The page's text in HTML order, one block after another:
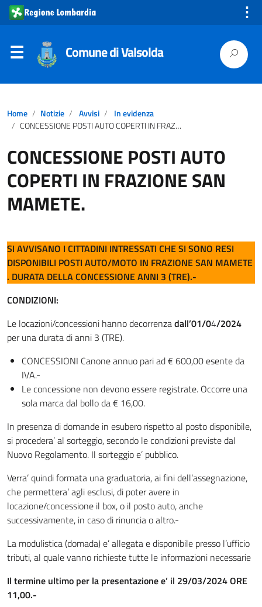
⋮
Comune di Valsolda
Home Notizie Avvisi
In evidenza
CONCESSIONE POSTI AUTO COPERTI IN FRAZIONE SAN MAMETE.
CONCESSIONE POSTI AUTO
COPERTI IN FRAZIONE SAN
MAMETE.
SI AVVISANO I CITTADINI INTRESSATI CHE SI SONO RESI
DISPONIBILI POSTI AUTO/MOTO IN FRAZIONE SAN MAMETE
. DURATA DELLA CONCESSIONE ANNI 3 (TRE).-
CONDIZIONI:
Le locazioni/concessioni hanno decorrenzadall’01/04/2024
per una durata di anni 3 (TRE).
CONCESSIONI Canone annuo pari ad € 600,00 esente da
IVA.-
Le concessione non devono essere registrate. Occorre una
sola marca dal bollo da € 16,00.
In presenza di domande in esubero rispetto al posto disponibile,
si procedera’ al sorteggio, secondo le condizioni previste dal
Nuovo Regolamento. Il sorteggio e’ pubblico.
Verra’ quindi formata una graduatoria, ai fini dell’assegnazione,
che permettera’ agli esclusi, di poter avere in
locazione/concessione il box, o il posto auto, anche
successivamente, in caso di rinuncia o altro.-
La modulistica (domada) e’ allegata e disponibile presso l’ufficio
tributi, al quale vanno richieste tutte le informazioni necessarie
Il termine ultimo per la presentazione e’ il 29/03/2024ORE
11,00.-